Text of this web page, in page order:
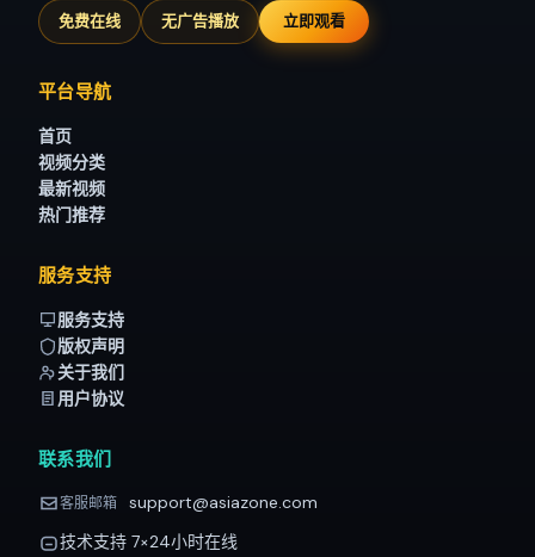
免费在线 无广告播放 立即观看
平台导航
首页
视频分类
最新视频
热门推荐
服务支持
服务支持
版权声明
关于我们
用户协议
联系我们
客服邮箱
support@asiazone.com
技术支持 7×24小时在线